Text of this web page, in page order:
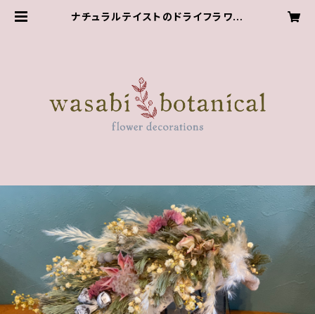
ナチュラルテイストのドライフラワー